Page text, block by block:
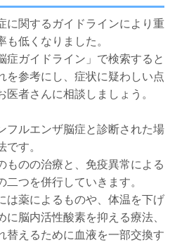
に関するガイドラインにより重
も低くなりました。
症ガイドライン」で検索すると
を参考にし、症状に疑わしい点
医者さんに相談しましょう。
フルエンザ脳症と診断された場
です。
ものの治療と、免疫異常による
二つを併行していきます。
は薬によるものや、体温を下げ
に脳内活性酸素を抑える療法、
替えるために血液を一部交換す